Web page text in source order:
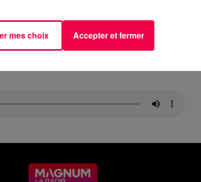
mes choix Accepter et fermer